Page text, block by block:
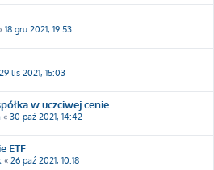
18 gru 2021, 19:53
29 lis 2021, 15:03
w uczciwej cenie
« 30 paź 2021, 14:42
ETF
« 26 paź 2021, 10:18